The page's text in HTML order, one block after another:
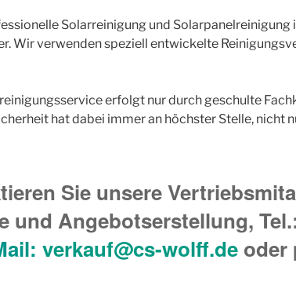
Solarreinigung und
Wir verwenden speziell entwickelte
erfolgt nur durch geschulte
hat dabei immer an höchster Stelle, nicht
Sie unsere
und Angebotserstellung, Tel.
verkauf@cs-wolff.de oder